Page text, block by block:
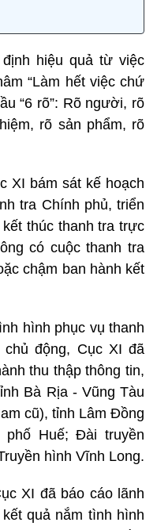
hiệu quả từ việc
“Làm hết việc chứ
“6 rõ”: Rõ người, rõ
rõ sản phẩm, rõ
XI bám sát kế hoạch
tra Chính phủ, triển
thúc thanh tra trực
có cuộc thanh tra
chậm ban hành kết
hình phục vụ thanh
động, Cục XI đã
thu thập thông tin,
Bà Rịa - Vũng Tàu
cũ), tỉnh Lâm Đồng
phố Huế; Đài truyền
hình Vĩnh Long.
XI đã báo cáo lãnh
quả nắm tình hình